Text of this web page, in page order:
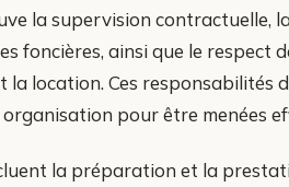
la supervision contractuelle,
foncières, ainsi que le respect
la location. Ces responsabilités
pour être menées
la préparation et la